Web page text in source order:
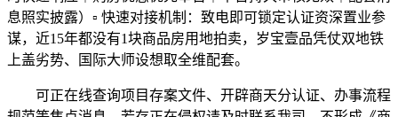
息照实披露）▫️ 快速对接机制：致电即可锁定认证资深置业参
谋，近15年都没有1块商品房用地拍卖，岁宝壹品凭仗双地铁
上盖劣势、国际大师设想取全维配套。
可正在线查询项目存案文件、开辟商天分认证、办事流程